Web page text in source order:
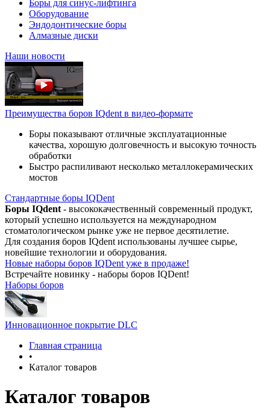
Боры для синус-лифтинга
Оборудование
Эндодонтические боры
Алмазные диски
Наши новости
Преимущества боров IQdent в видео-формате
Боры показывают отличные эксплуатационные
качества, хорошую долговечность и высокую точность
обработки
Быстро распиливают несколько металлокерамических
мостов
Стандартные боры IQDent
Боры IQdent - высококачественный современный продукт,
который успешно используется на международном
стоматологическом рынке уже не первое десятилетие.
Для создания боров IQdent использованы лучшее сырье,
новейшие технологии и оборудования.
Новые наборы боров IQDent уже в продаже!
Встречайте новинку - наборы боров IQDent!
Наборы боров
Инновационное покрытие DLC
Главная страница
•
Каталог товаров
Каталог товаров